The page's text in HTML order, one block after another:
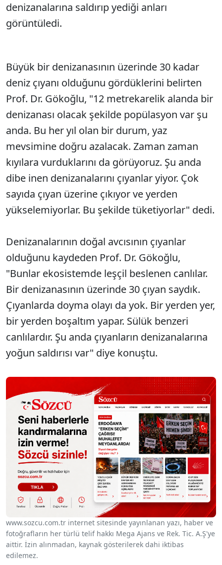
denizanalarına saldırıp yediği anları
görüntüledi.
Büyük bir denizanasının üzerinde 30 kadar
deniz çıyanı olduğunu gördüklerini belirten
Prof. Dr. Gökoğlu, "12 metrekarelik alanda bir
denizanası olacak şekilde popülasyon var şu
anda. Bu her yıl olan bir durum, yaz
mevsimine doğru azalacak. Zaman zaman
kıyılara vurduklarını da görüyoruz. Şu anda
dibe inen denizanalarını çıyanlar yiyor. Çok
sayıda çıyan üzerine çıkıyor ve yerden
yükselemiyorlar. Bu şekilde tüketiyorlar" dedi.
Denizanalarının doğal avcısının çıyanlar
olduğunu kaydeden Prof. Dr. Gökoğlu,
"Bunlar ekosistemde leşçil beslenen canlılar.
Bir denizanasının üzerinde 30 çıyan saydık.
Çıyanlarda doyma olayı da yok. Bir yerden yer,
bir yerden boşaltım yapar. Sülük benzeri
canlılardır. Şu anda çıyanların denizanalarına
yoğun saldırısı var" diye konuştu.
www.sozcu.com.tr internet sitesinde yayınlanan yazı, haber ve
fotoğrafların her türlü telif hakkı Mega Ajans ve Rek. Tic. A.Ş'ye
aittir. İzin alınmadan, kaynak gösterilerek dahi iktibas
edilemez.